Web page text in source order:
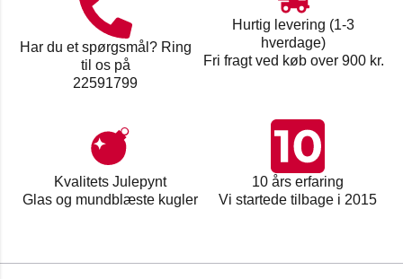
Har du et spørgsmål? Ring
til os på
22591799
Hurtig levering (1-3
hverdage)
Fri fragt ved køb over 900 kr.
Kvalitets Julepynt
Glas og mundblæste kugler
10 års erfaring
Vi startede tilbage i 2015